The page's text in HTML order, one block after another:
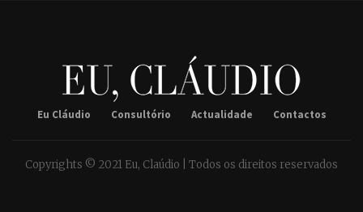
Eu Cláudio Consultório Actualidade Contactos
Copyrights © 2021 Eu, Claúdio | Todos os direitos reservados